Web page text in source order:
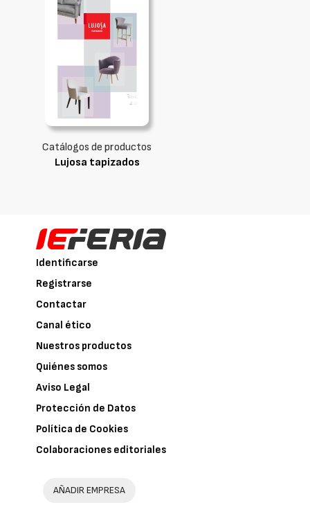
Catálogos de productos
Lujosa tapizados
Identificarse
Registrarse
Contactar
Canal ético
Nuestros productos
Quiénes somos
Aviso Legal
Protección de Datos
Política de Cookies
Colaboraciones editoriales
AÑADIR EMPRESA